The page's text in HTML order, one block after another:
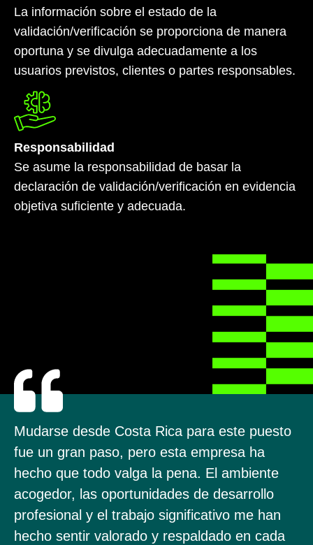
La información sobre el estado de la
validación/verificación se proporciona de manera
oportuna y se divulga adecuadamente a los
usuarios previstos, clientes o partes responsables.
Responsabilidad
Se asume la responsabilidad de basar la
declaración de validación/verificación en evidencia
objetiva suficiente y adecuada.
Mudarse desde Costa Rica para este puesto
fue un gran paso, pero esta empresa ha
hecho que todo valga la pena. El ambiente
acogedor, las oportunidades de desarrollo
profesional y el trabajo significativo me han
hecho sentir valorado y respaldado en cada